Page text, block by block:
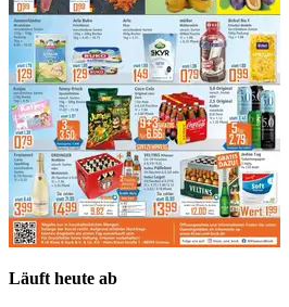
Läuft heute ab